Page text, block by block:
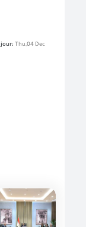
jour: Thu,04 Dec